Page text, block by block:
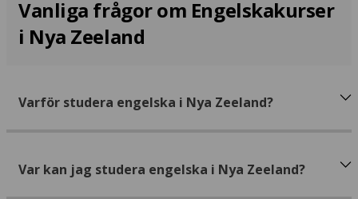
Vanliga frågor om Engelskakurser
i Nya Zeeland
Varför studera engelska i Nya Zeeland?
Var kan jag studera engelska i Nya Zeeland?